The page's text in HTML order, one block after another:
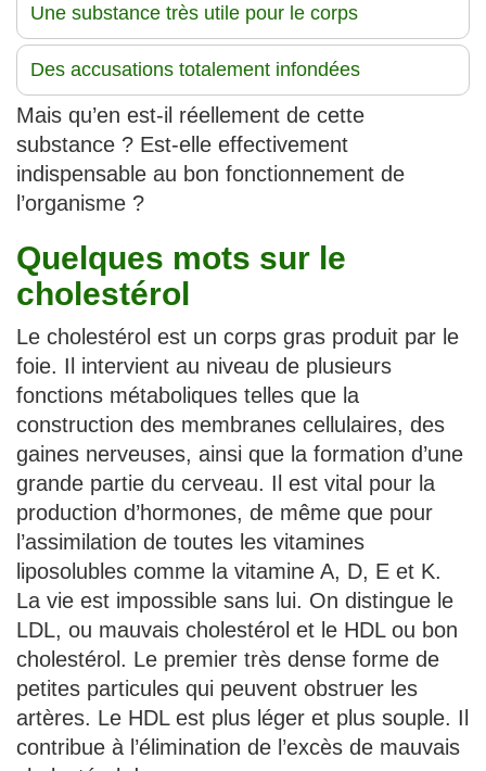
Une substance très utile pour le corps
Des accusations totalement infondées
Mais qu’en est-il réellement de cette
substance ? Est-elle effectivement
indispensable au bon fonctionnement de
l’organisme ?
Quelques mots sur le
cholestérol
Le cholestérol est un corps gras produit par le
foie. Il intervient au niveau de plusieurs
fonctions métaboliques telles que la
construction des membranes cellulaires, des
gaines nerveuses, ainsi que la formation d’une
grande partie du cerveau. Il est vital pour la
production d’hormones, de même que pour
l’assimilation de toutes les vitamines
liposolubles comme la vitamine A, D, E et K.
La vie est impossible sans lui. On distingue le
LDL, ou mauvais cholestérol et le HDL ou bon
cholestérol. Le premier très dense forme de
petites particules qui peuvent obstruer les
artères. Le HDL est plus léger et plus souple. Il
contribue à l’élimination de l’excès de mauvais